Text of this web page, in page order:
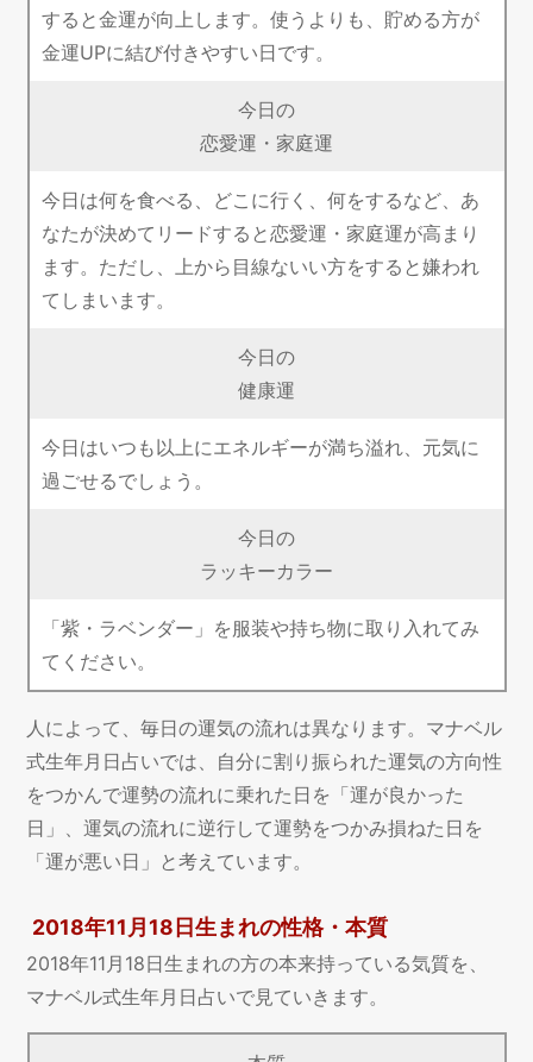
すると金運が向上します。使うよりも、貯める方が
金運UPに結び付きやすい日です。
今日の
恋愛運・家庭運
今日は何を食べる、どこに行く、何をするなど、あ
なたが決めてリードすると恋愛運・家庭運が高まり
ます。ただし、上から目線ないい方をすると嫌われ
てしまいます。
今日の
健康運
今日はいつも以上にエネルギーが満ち溢れ、元気に
過ごせるでしょう。
今日の
ラッキーカラー
「紫・ラベンダー」を服装や持ち物に取り入れてみ
てください。
人によって、毎日の運気の流れは異なります。マナベル
式生年月日占いでは、自分に割り振られた運気の方向性
をつかんで運勢の流れに乗れた日を「運が良かった
日」、運気の流れに逆行して運勢をつかみ損ねた日を
「運が悪い日」と考えています。
2018年11月18日生まれの性格・本質
2018年11月18日生まれの方の本来持っている気質を、
マナベル式生年月日占いで見ていきます。